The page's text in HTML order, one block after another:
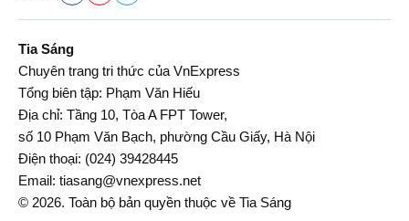
Tia Sáng
Chuyên trang tri thức của VnExpress
Tổng biên tập: Phạm Văn Hiếu
Địa chỉ: Tầng 10, Tòa A FPT Tower,
số 10 Phạm Văn Bạch, phường Cầu Giấy, Hà Nội
Điện thoại: (024) 39428445
Email: tiasang@vnexpress.net
© 2026. Toàn bộ bản quyền thuộc về Tia Sáng